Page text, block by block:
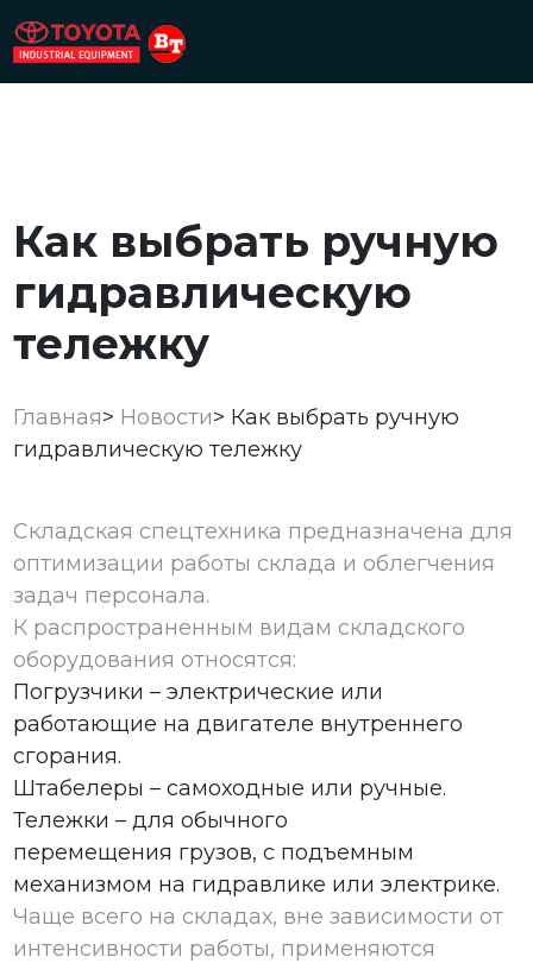
Как выбрать ручную
гидравлическую
тележку
Главная> Новости> Как выбрать ручную
гидравлическую тележку
Складская спецтехника предназначена для
оптимизации работы склада и облегчения
задач персонала.
К распространенным видам складского
оборудования относятся:
Погрузчики – электрические или
работающие на двигателе внутреннего
сгорания.
Штабелеры – самоходные или ручные.
Тележки – для обычного
перемещения грузов, с подъемным
механизмом на гидравлике или электрике.
Чаще всего на складах, вне зависимости от
интенсивности работы, применяются